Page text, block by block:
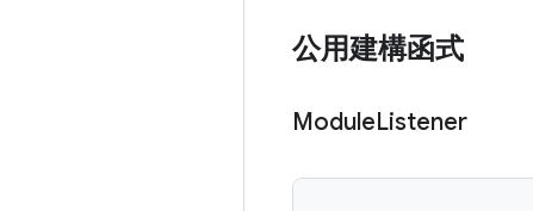
公用建構函式
ModuleListener